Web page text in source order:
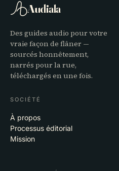
Audiala
Des guides audio pour votre
vraie façon de flâner —
sourcés honnêtement,
narrés pour la rue,
téléchargés en une fois.
SOCIÉTÉ
À propos
Processus éditorial
Mission